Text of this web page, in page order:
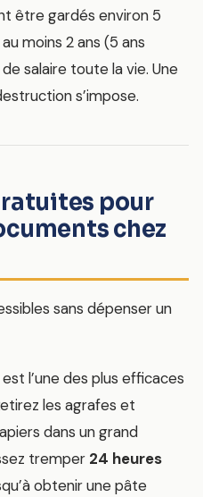
être gardés environ 5
moins 2 ans (5 ans
salaire toute la vie. Une
s’impose.
pour
chez
sans dépenser un
est l’une des plus efficaces
les agrafes et
dans un grand
tremper 24 heures
obtenir une pâte